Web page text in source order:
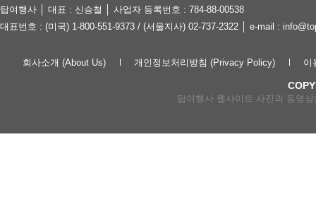
탑여행사 │ 대표 : 신승철 │ 사업자 등록번호 : 784-88-00538
대표번호 : (미국) 1-800-551-9373 / (서울지사) 02-737-2322 │ e-mail :
회사소개 (About Us) 개인정보처리방침 (Privacy Policy) 이
탑여행사 웹사이트 사진과 동영